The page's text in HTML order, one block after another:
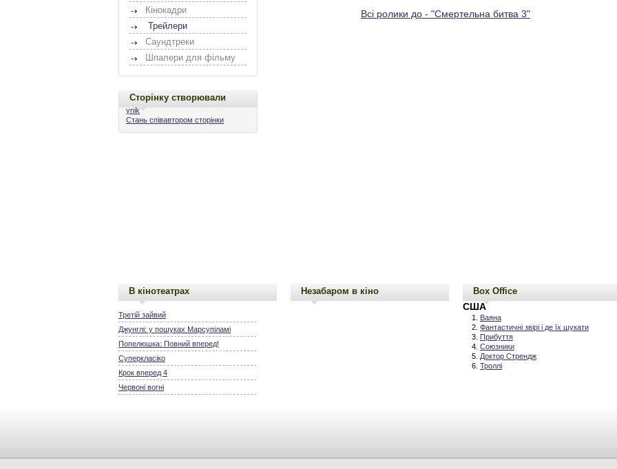
Кінокадри
Трейлери
Саундтреки
Шпалери для фільму
Сторінку створювали
ynik
Стань співавтором сторінки
Всі ролики до - "Смертельна битва 3"
В кінотеатрах
Третій зайвий
Джунглі: у пошуках Марсупіламі
Попелюшка: Повний вперед!
Суперкласіко
Крок вперед 4
Червоні вогні
Незабаром в кіно Box Office
США
Ваяна
Фантастичні звірі і де їх шукати
Прибуття
Союзники
Доктор Стрендж
Троллі